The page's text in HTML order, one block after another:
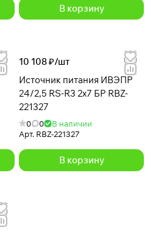
В корзину
10 108 ₽/шт
Источник питания ИВЭПР
24/2,5 RS-R3 2х7 БР RBZ-
221327
0 0
В наличии
Арт. RBZ-221327
В корзину